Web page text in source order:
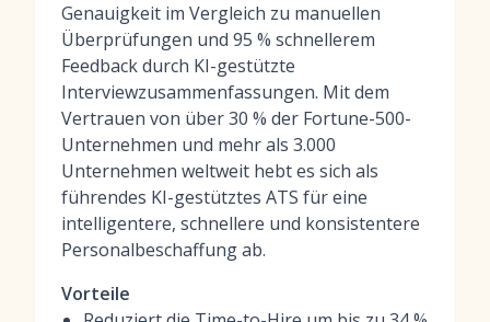
Genauigkeit im Vergleich zu manuellen
Überprüfungen und 95 % schnellerem
Feedback durch KI-gestützte
Interviewzusammenfassungen. Mit dem
Vertrauen von über 30 % der Fortune-500-
Unternehmen und mehr als 3.000
Unternehmen weltweit hebt es sich als
führendes KI-gestütztes ATS für eine
intelligentere, schnellere und konsistentere
Personalbeschaffung ab.
Vorteile